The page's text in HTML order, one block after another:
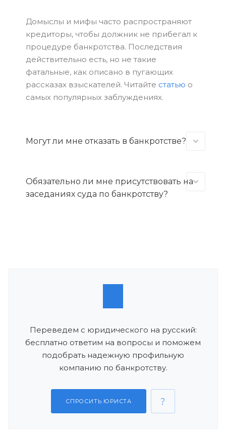
Домыслы и мифы часто распространяют
кредиторы, чтобы должник не прибегал к
процедуре банкротства. Последствия
действительно есть, но не такие
фатальные, как описано в пугающих
рассказах взыскателей. Читайте статью о
самых популярных заблуждениях.
Могут ли мне отказать в банкротстве?
Обязательно ли мне присутствовать на
заседаниях суда по банкротству?
Переведем с юридического на русский:
бесплатно ответим на вопросы и поможем
подобрать надежную профильную
компанию по банкротству.
СПРОСИТЬ ЮРИСТА